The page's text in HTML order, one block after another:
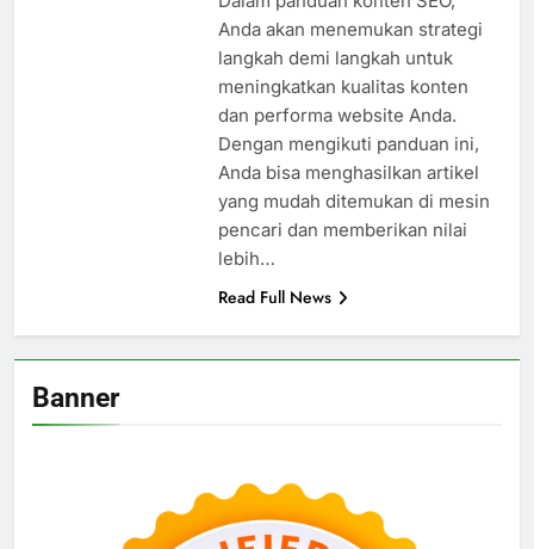
Anda akan menemukan strategi
langkah demi langkah untuk
meningkatkan kualitas konten
dan performa website Anda.
Dengan mengikuti panduan ini,
Anda bisa menghasilkan artikel
yang mudah ditemukan di mesin
pencari dan memberikan nilai
lebih…
Read Full News
Banner